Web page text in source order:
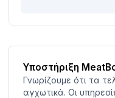
Υποστήριξη
Γνωρίζουμε ότι τα
αγχωτικά. Οι